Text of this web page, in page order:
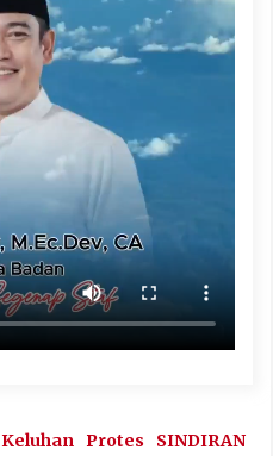
Keluhan Protes SINDIRAN